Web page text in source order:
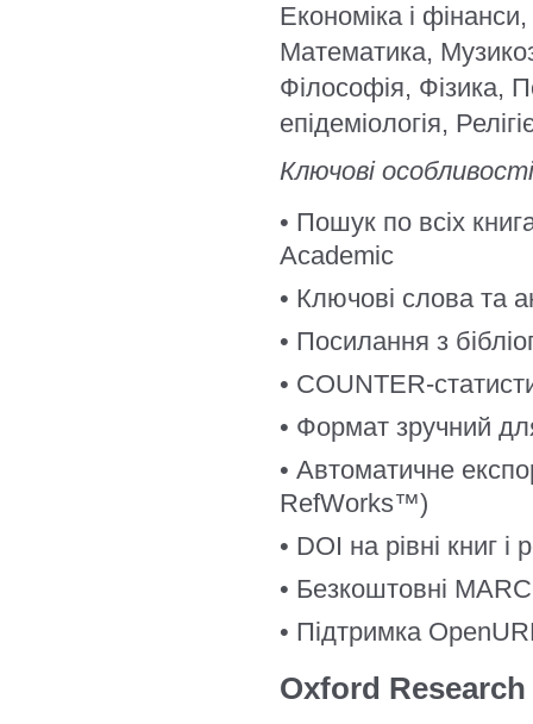
Економіка і фінанси,
Математика,
Філософія, Фізика,
епідеміологія,
Ключові
• Пошук по всіх
Academic
• Ключові слова та
• Посилання з
• COUNTER-
• Формат зручний
• Автоматичне
RefWorks™)
• DOI на рівні книг і
• Безкоштовні
• Підтримка
Oxford